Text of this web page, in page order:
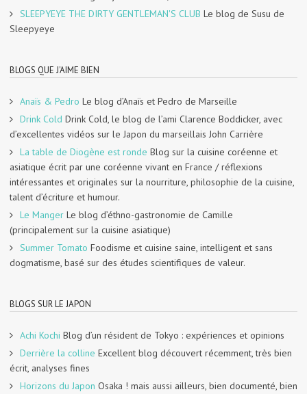
SLEEPYEYE THE DIRTY GENTLEMAN'S CLUB Le blog de Susu de
Sleepyeye
BLOGS QUE J'AIME BIEN
Anaïs & Pedro Le blog d’Anaïs et Pedro de Marseille
Drink Cold Drink Cold, le blog de l’ami Clarence Boddicker, avec
d’excellentes vidéos sur le Japon du marseillais John Carrière
La table de Diogène est ronde Blog sur la cuisine coréenne et
asiatique écrit par une coréenne vivant en France / réflexions
intéressantes et originales sur la nourriture, philosophie de la cuisine,
talent d’écriture et humour.
Le Manger Le blog d’éthno-gastronomie de Camille
(principalement sur la cuisine asiatique)
Summer Tomato Foodisme et cuisine saine, intelligent et sans
dogmatisme, basé sur des études scientifiques de valeur.
BLOGS SUR LE JAPON
Achi Kochi Blog d’un résident de Tokyo : expériences et opinions
Derrière la colline Excellent blog découvert récemment, très bien
écrit, analyses fines
Horizons du Japon Osaka ! mais aussi ailleurs, bien documenté, bien